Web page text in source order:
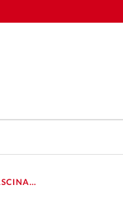
FASCINANTE REINE DE SABA